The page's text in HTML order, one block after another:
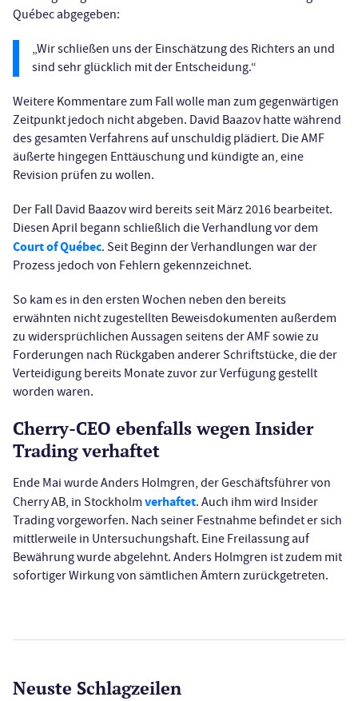
Québec abgegeben:
„Wir schließen uns der Einschätzung des Richters an und
sind sehr glücklich mit der Entscheidung.“
Weitere Kommentare zum Fall wolle man zum gegenwärtigen
Zeitpunkt jedoch nicht abgeben. David Baazov hatte während
des gesamten Verfahrens auf unschuldig plädiert. Die AMF
äußerte hingegen Enttäuschung und kündigte an, eine
Revision prüfen zu wollen.
Der Fall David Baazov wird bereits seit März 2016 bearbeitet.
Diesen April begann schließlich die Verhandlung vor dem
Court of Québec. Seit Beginn der Verhandlungen war der
Prozess jedoch von Fehlern gekennzeichnet.
So kam es in den ersten Wochen neben den bereits
erwähnten nicht zugestellten Beweisdokumenten außerdem
zu widersprüchlichen Aussagen seitens der AMF sowie zu
Forderungen nach Rückgaben anderer Schriftstücke, die der
Verteidigung bereits Monate zuvor zur Verfügung gestellt
worden waren.
Cherry-CEO ebenfalls wegen Insider
Trading verhaftet
Ende Mai wurde Anders Holmgren, der Geschäftsführer von
Cherry AB, in Stockholm verhaftet. Auch ihm wird Insider
Trading vorgeworfen. Nach seiner Festnahme befindet er sich
mittlerweile in Untersuchungshaft. Eine Freilassung auf
Bewährung wurde abgelehnt. Anders Holmgren ist zudem mit
sofortiger Wirkung von sämtlichen Ämtern zurückgetreten.
Neuste Schlagzeilen